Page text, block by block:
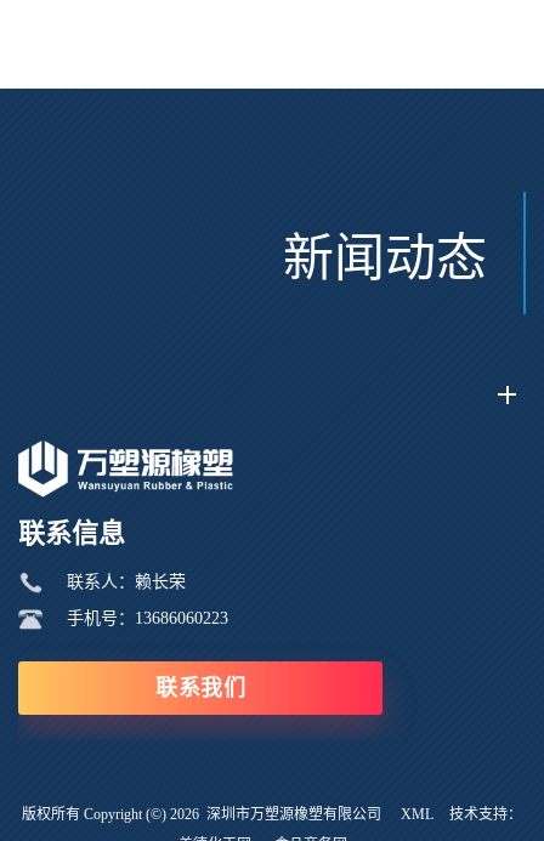
新闻动态
联系信息
联系人：赖长荣
手机号：13686060223
联系我们
版权所有 Copyright (©) 2026 深圳市万塑源橡塑有限公司 XML
技术支持：